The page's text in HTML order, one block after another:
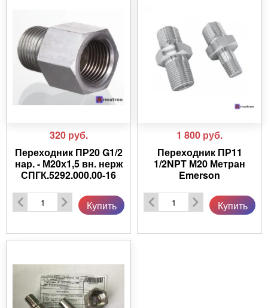
320 руб.
Переходник ПР20 G1/2
нар. - М20х1,5 вн. нерж
СПГК.5292.000.00-16
Купить
1 800 руб.
Переходник ПР11
1/2NPT М20 Метран
Emerson
Купить